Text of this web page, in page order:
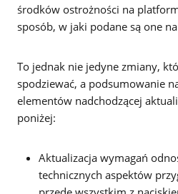
środków ostrożności na
sposób, w jaki podane są one
To jednak nie jedyne zmiany,
spodziewać, a podsumowanie
elementów nadchodzącej
poniżej:
Aktualizacja wymagań
technicznych aspektów